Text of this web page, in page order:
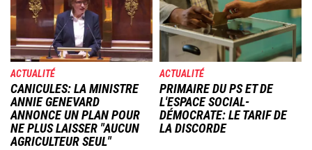
ACTUALITÉ
CANICULES: LA MINISTRE
ANNIE GENEVARD
ANNONCE UN PLAN POUR
NE PLUS LAISSER "AUCUN
AGRICULTEUR SEUL"
ACTUALITÉ
PRIMAIRE DU PS ET DE
L'ESPACE SOCIAL-
DÉMOCRATE: LE TARIF DE
LA DISCORDE